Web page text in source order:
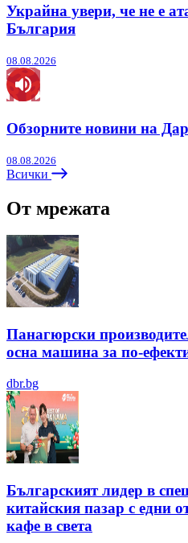
Украйна увери, че не е
България
08.08.2026
Обзорните новини на
08.08.2026
Всички
От мрежата
Панагюрски
осна машина за по-
dbr.bg
Българският лидер в
китайския пазар с едни
кафе в света